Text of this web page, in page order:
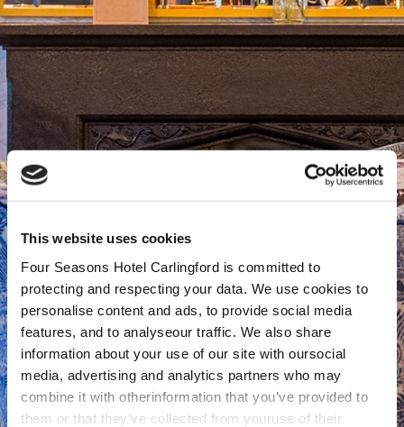
This website uses cookies
Four Seasons Hotel Carlingford is committed to
protecting and respecting your data. We use cookies to
personalise content and ads, to provide social media
features, and to analyseour traffic. We also share
information about your use of our site with oursocial
media, advertising and analytics partners who may
combine it with otherinformation that you’ve provided to
them or that they’ve collected from youruse of their